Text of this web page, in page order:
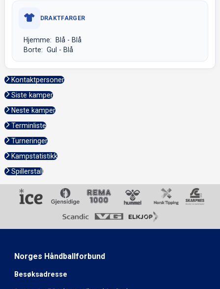
DRAKTFARGER
Hjemme: Blå - Blå
Borte: Gul - Blå
Kontaktpersoner
Siste kamper
Neste kamper
Terminliste
Turneringer
Kampstatistikk
Spillerstall
Norges Håndballforbund
Besøksadresse